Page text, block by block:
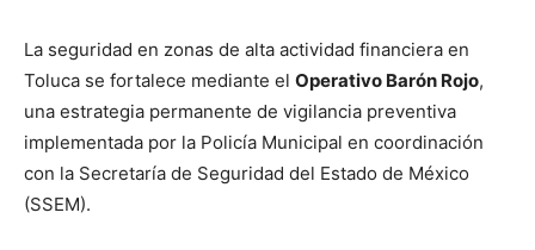
La seguridad en zonas de alta actividad financiera en
Toluca se fortalece mediante el Operativo Barón Rojo,
una estrategia permanente de vigilancia preventiva
implementada por la Policía Municipal en coordinación
con la Secretaría de Seguridad del Estado de México
(SSEM).